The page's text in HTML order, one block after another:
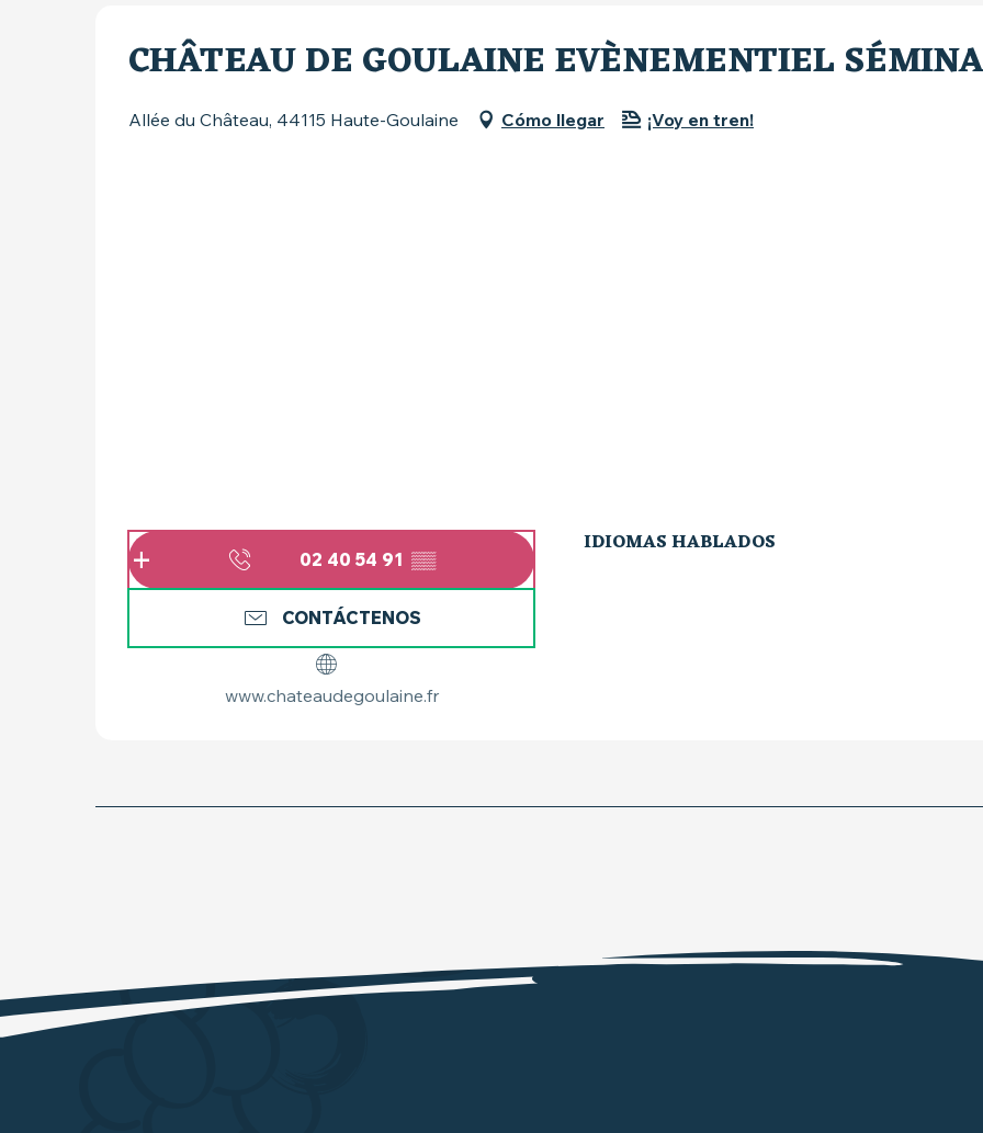
CHÂTEAU DE GOULAINE EVÈNEMENTIEL
Allée du Château, 44115 Haute-Goulaine Cómo llegar ¡Voy en tren!
02 40 54 91 ▒▒
CONTÁCTENOS
www.chateaudegoulaine.fr
IDIOMAS HABLADOS
IDIOMAS HABLADOS